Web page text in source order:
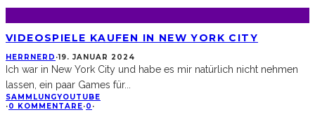
VIDEOSPIELE KAUFEN IN NEW YORK CITY
HERRNERD ·19. JANUAR 2024
Ich war in New York City und habe es mir natürlich nicht nehmen
lassen, ein paar Games für...
SAMMLUNGYOUTUBE
·0 KOMMENTARE·0 ·